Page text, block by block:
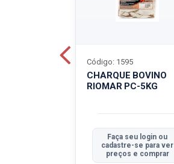
CHARQUE BOVINO
RIOMAR PC-5KG
Código: 1595
Faça seu login ou
cadastre-se para ver
preços e comprar